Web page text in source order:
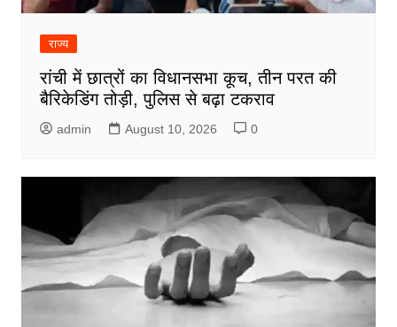
राज्य
रांची में छात्रों का विधानसभा कूच, तीन परत की
बैरिकेडिंग तोड़ी, पुलिस से बढ़ा टकराव
admin August 10, 2026 0